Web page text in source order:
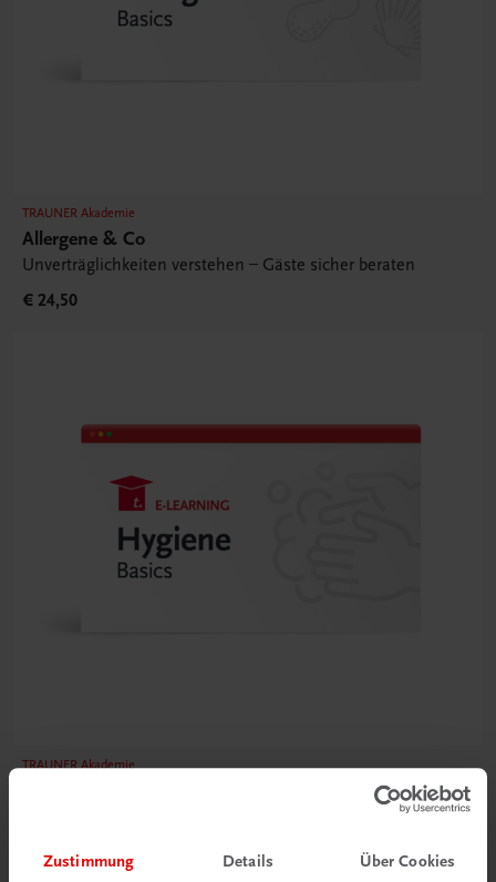
Zustimmung Details Über Cookies
TRAUNER Akademie
Allergene & Co
Unverträglichkeiten verstehen – Gäste sicher beraten
€ 24,50
TRAUNER Akademie
Hygiene leicht gemacht – sicher, sauber, professionell
€ 29,50